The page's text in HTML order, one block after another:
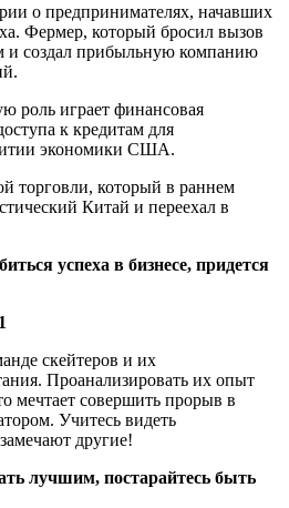
о предпринимателях, начавших
Фермер, который бросил вызов
и создал прибыльную компанию
роль играет финансовая
к кредитам для
экономики США.
торговли, который в раннем
Китай и переехал в
успеха в бизнесе, придется
скейтеров и их
Проанализировать их опыт
мечтает совершить прорыв в
Учитесь видеть
другие!
лучшим, постарайтесь быть